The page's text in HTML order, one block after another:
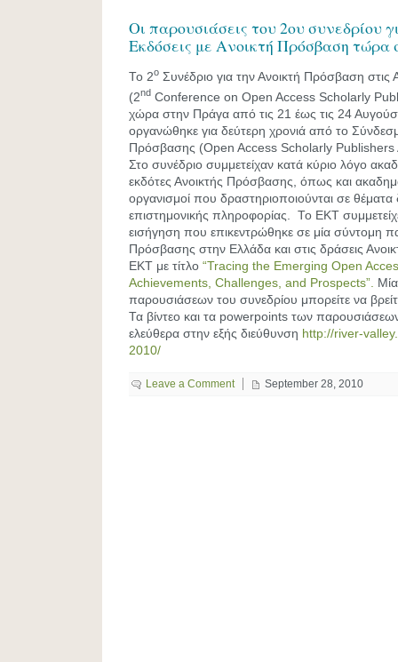
Οι παρουσιάσεις του 2oυ συνεδρίου
Εκδόσεις με Ανοικτή Πρόσβαση τώρα
Το 2ο Συνέδριο για την Ανοικτή Πρόσβαση στις
(2nd Conference on Open Access Scholarly
χώρα στην Πράγα από τις 21 έως τις 24
οργανώθηκε για δεύτερη χρονιά από το
Πρόσβασης (Open Access Scholarly Publishers
Στο συνέδριο συμμετείχαν κατά κύριο λόγο
εκδότες Ανοικτής Πρόσβασης, όπως και
οργανισμοί που δραστηριοποιούνται σε θέματα
επιστημονικής πληροφορίας. Το ΕΚΤ
εισήγηση που επικεντρώθηκε σε μία σύντομη
Πρόσβασης στην Ελλάδα και στις δράσεις
ΕΚΤ με τίτλο “Tracing the Emerging Open
Achievements, Challenges, and Prospects”.
παρουσιάσεων του συνεδρίου μπορείτε να
Τα βίντεο και τα powerpoints των
ελεύθερα στην εξής διεύθυνση http://river-
2010/
Leave a Comment September 28, 2010